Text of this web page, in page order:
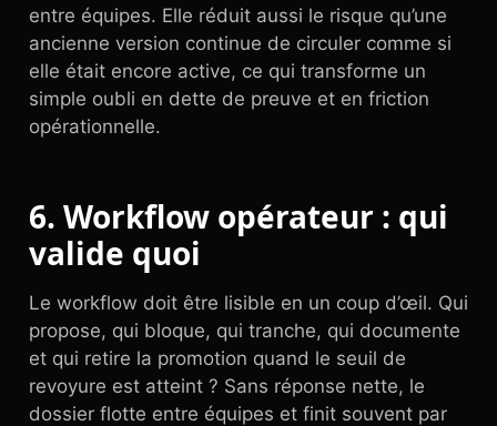
entre équipes. Elle réduit aussi le risque qu’une
ancienne version continue de circuler comme si
elle était encore active, ce qui transforme un
simple oubli en dette de preuve et en friction
opérationnelle.
6. Workflow opérateur : qui
valide quoi
Le workflow doit être lisible en un coup d’œil. Qui
propose, qui bloque, qui tranche, qui documente
et qui retire la promotion quand le seuil de
revoyure est atteint ? Sans réponse nette, le
dossier flotte entre équipes et finit souvent par